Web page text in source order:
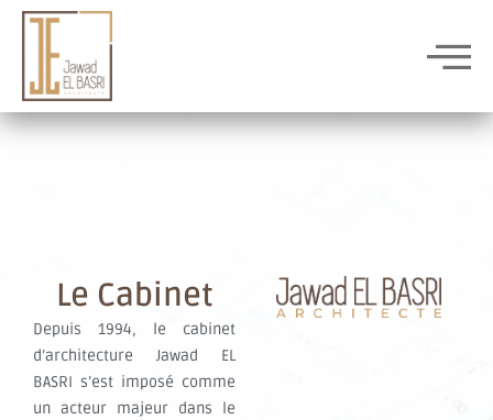
Aller
contenu
Le Cabinet
Depuis 1994, le cabinet
d’architecture Jawad EL
BASRI s’est imposé comme
un acteur majeur dans le